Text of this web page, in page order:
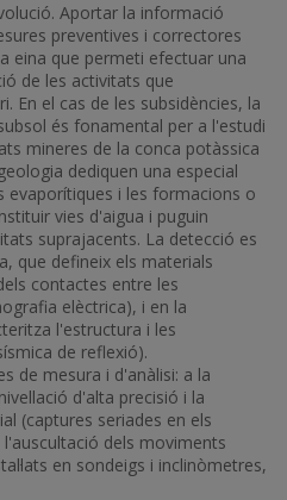
Aportar la informació
preventives i correctores
eina que permeti efectuar una
de les activitats que
En el cas de les subsidències, la
és fonamental per a l'estudi
mineres de la conca potàssica
dediquen una especial
evaporítiques i les formacions o
vies d'aigua i puguin
suprajacents. La detecció es
que defineix els materials
contactes entre les
elèctrica), i en la
l'estructura i les
de reflexió).
de mesura i d'anàlisi: a la
d'alta precisió i la
(captures seriades en els
dels moviments
en sondeigs i inclinòmetres,